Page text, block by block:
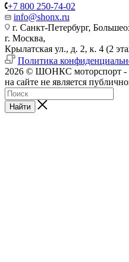
+7 800 250-74-02
info@shonx.ru
г. Санкт-Петербург,
г. Москва,
Крылатская ул., д. 2, к. 4 (2
Политика
2026 © ШОНКС моторспорт -
на сайте не является
Найти